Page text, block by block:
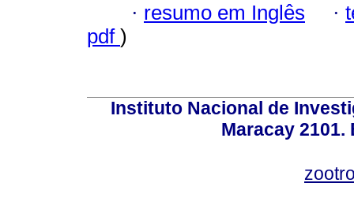
· resumo em Inglês ·
pdf )
Instituto Nacional de
Maracay 2101.